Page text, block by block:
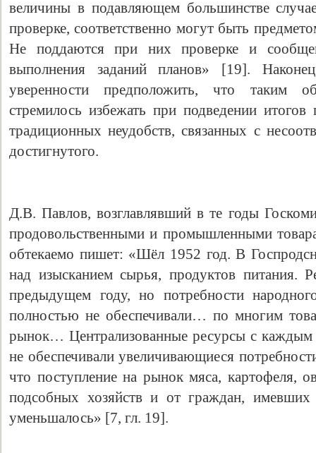
величины в подавляющем большинстве
проверке, соответственно могут быть
Не поддаются при них проверке и
выполнения заданий планов» [19].
уверенности предположить, что таким
стремилось избежать при подведении итогов
традиционных неудобств, связанных с
достигнутого.
Д.В. Павлов, возглавлявший в те годы
продовольственными и промышленными
обтекаемо пишет: «Шёл 1952 год. В
над изысканием сырья, продуктов питания.
предыдущем году, но потребности
полностью не обеспечивали… по многим
рынок… Централизованные ресурсы с каждым
не обеспечивали увеличивающиеся
что поступление на рынок мяса, картофеля,
подсобных хозяйств и от граждан,
уменьшалось» [7, гл. 19].